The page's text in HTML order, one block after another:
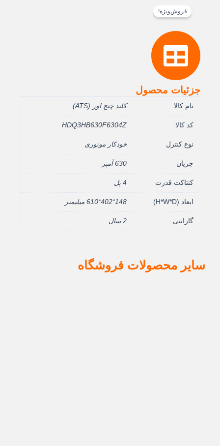
فروش‌ویژه!
جزئیات محصول
نام کالا کلید چنج اور (ATS)
کد کالا HDQ3HB630F6304Z
نوع کنترل خودکار موتوری
جریان 630 آمپر
کنتاکت قدرت 4 پل
ابعاد (H*W*D) 148*402*610 میلیمتر
گارانتی 2 سال
سایر محصولات فروشگاه